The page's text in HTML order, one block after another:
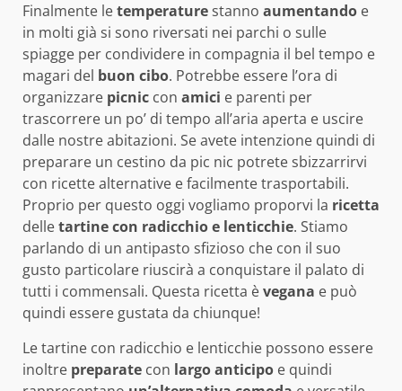
Finalmente letemperaturestanno aumentando e
in molti già si sono riversati nei parchi o sulle
spiagge per condividere in compagnia il bel tempo e
magari del buon cibo. Potrebbe essere l’ora di
organizzare picnic con amici e parenti per
trascorrere un po’ di tempo all’aria aperta e uscire
dalle nostre abitazioni. Se avete intenzione quindi di
preparare un cestino da pic nic potrete sbizzarrirvi
con ricette alternative e facilmente trasportabili.
Proprio per questo oggi vogliamo proporvi la ricetta
delletartine con radicchio e lenticchie. Stiamo
parlando di un antipasto sfizioso che con il suo
gusto particolare riuscirà a conquistare il palato di
tutti i commensali. Questa ricetta èvegana e può
quindi essere gustata da chiunque!
Le tartine con radicchio e lenticchie possono essere
inoltre preparate con largoanticipo e quindi